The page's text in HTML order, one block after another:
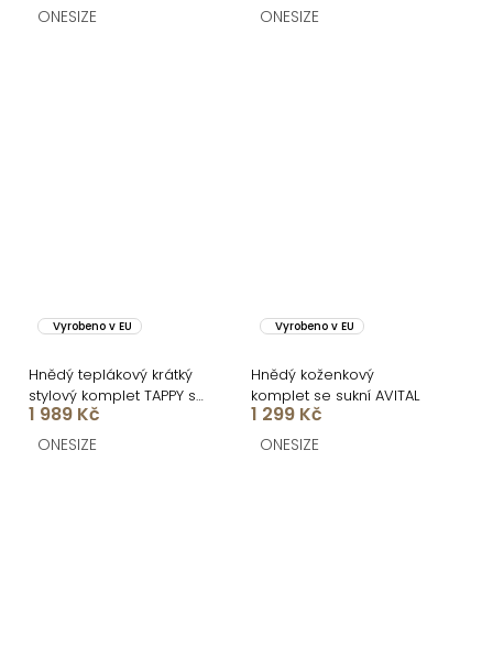
ONESIZE ONESIZE
Vyrobeno v EU
Hnědý teplákový krátký
stylový komplet TAPPY se
sukní
1 989 Kč
ONESIZE
Vyrobeno v EU
Hnědý koženkový
komplet se sukní AVITAL
1 299 Kč
ONESIZE